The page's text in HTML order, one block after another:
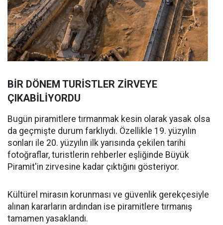
BİR DÖNEM TURİSTLER ZİRVEYE
ÇIKABİLİYORDU
Bugün piramitlere tırmanmak kesin olarak yasak olsa
da geçmişte durum farklıydı. Özellikle 19. yüzyılın
sonları ile 20. yüzyılın ilk yarısında çekilen tarihi
fotoğraflar, turistlerin rehberler eşliğinde Büyük
Piramit'in zirvesine kadar çıktığını gösteriyor.
Kültürel mirasın korunması ve güvenlik gerekçesiyle
alınan kararların ardından ise piramitlere tırmanış
tamamen yasaklandı.